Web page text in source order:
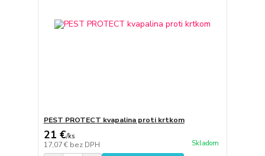
PEST PROTECT kvapalina proti krtkom
21 €/ks
17,07 € bez DPH Skladom